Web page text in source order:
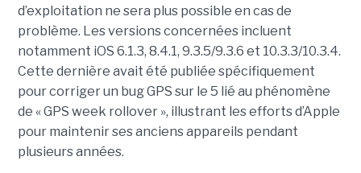
d’exploitation ne sera plus possible en cas de
problème. Les versions concernées incluent
notamment iOS 6.1.3, 8.4.1, 9.3.5/9.3.6 et 10.3.3/10.3.4.
Cette dernière avait été publiée spécifiquement
pour corriger un bug GPS sur le 5 lié au phénomène
de « GPS week rollover », illustrant les efforts d’Apple
pour maintenir ses anciens appareils pendant
plusieurs années.